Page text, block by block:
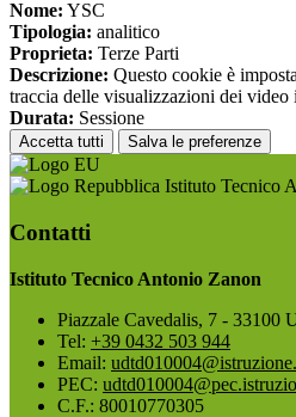
Nome: YSC
Tipologia: analitico
Proprieta: Terze Parti
Descrizione: Questo cookie è
traccia delle visualizzazioni dei video
Durata: Sessione
Accetta tutti Salva le preferenze
Istituto Tecnico
Contatti
Istituto Tecnico Antonio Zanon
Piazzale Cavedalis, 7 - 33100
Tel: +39 0432 503 944
Email:
PEC:
C.F.: 80010770305